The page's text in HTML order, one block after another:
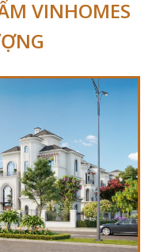
VINHOMES